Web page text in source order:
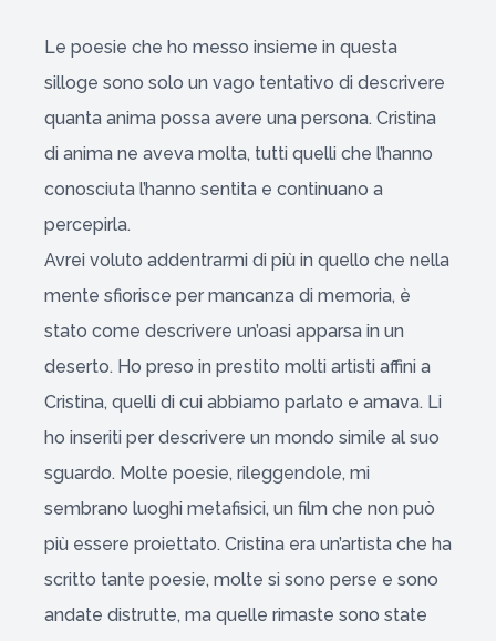
Le poesie che ho messo insieme in questa
silloge sono solo un vago tentativo di descrivere
quanta anima possa avere una persona. Cristina
di anima ne aveva molta, tutti quelli che l’hanno
conosciuta l’hanno sentita e continuano a
percepirla.
Avrei voluto addentrarmi di più in quello che nella
mente sfiorisce per mancanza di memoria, è
stato come descrivere un’oasi apparsa in un
deserto. Ho preso in prestito molti artisti affini a
Cristina, quelli di cui abbiamo parlato e amava. Li
ho inseriti per descrivere un mondo simile al suo
sguardo. Molte poesie, rileggendole, mi
sembrano luoghi metafisici, un film che non può
più essere proiettato. Cristina era un’artista che ha
scritto tante poesie, molte si sono perse e sono
andate distrutte, ma quelle rimaste sono state